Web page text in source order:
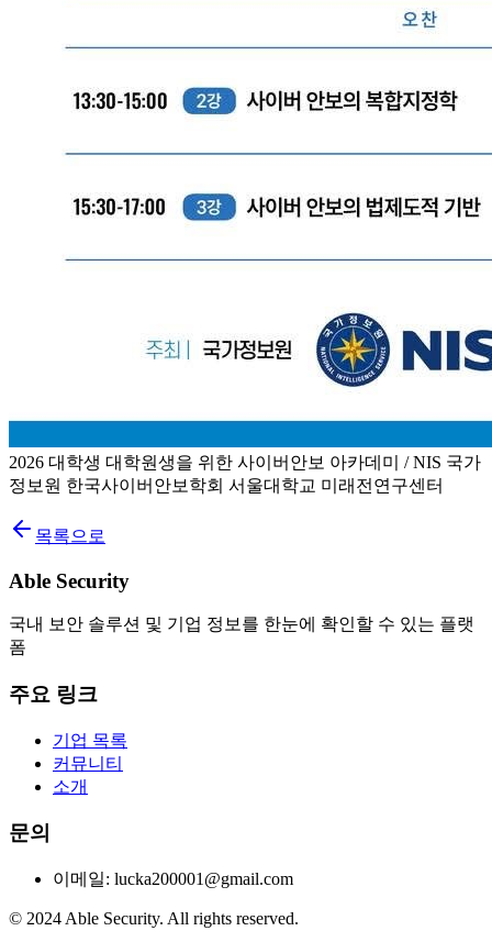
2026 대학생 대학원생을 위한 사이버안보 아카데미 / NIS 국가
정보원 한국사이버안보학회 서울대학교 미래전연구센터
목록으로
Able Security
국내 보안 솔루션 및 기업 정보를 한눈에 확인할 수 있는 플랫
폼
주요 링크
기업 목록
커뮤니티
소개
문의
이메일: lucka200001@gmail.com
© 2024 Able Security. All rights reserved.